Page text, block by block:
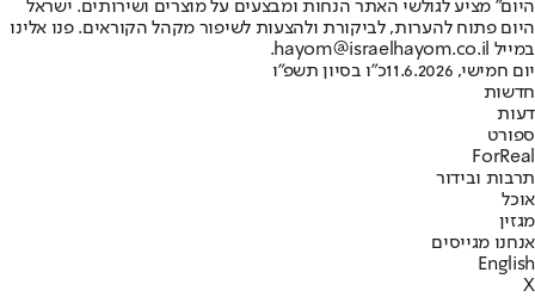
היום" מציע לגולשי האתר הנחות ומבצעים על מוצרים ושירותים. ישראל
היום פתוח להערות, לביקורת ולהצעות לשיפור מקהל הקוראים. פנו אלינו
במייל hayom@israelhayom.co.il.
יום חמישי, 11.6.2026
כ"ו בסיון תשפ"ו
חדשות
דעות
ספורט
ForReal
תרבות ובידור
אוכל
מגזין
אנחנו מגייסים
English
X